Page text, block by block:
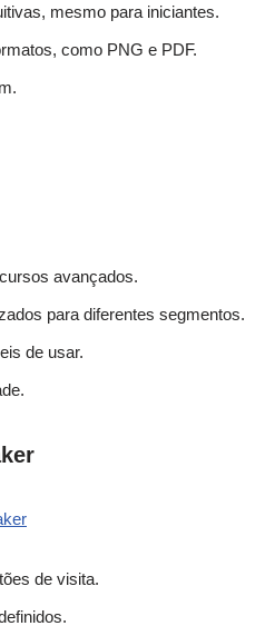
mesmo para iniciantes.
como PNG e PDF.
avançados.
para diferentes segmentos.
de usar.
de visita.